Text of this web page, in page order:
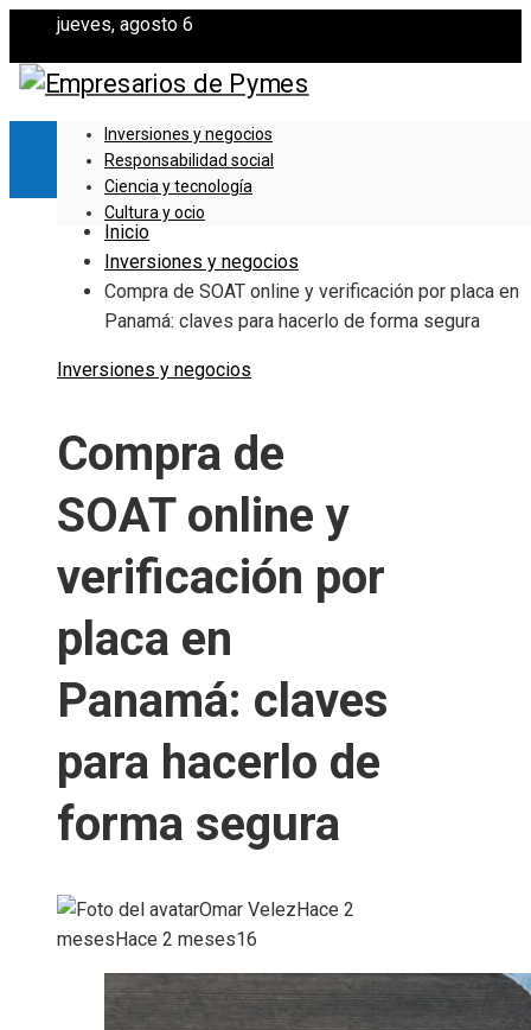
jueves, agosto 6
Inversiones y negocios
Responsabilidad social
Ciencia y tecnología
Cultura y ocio
Inicio
Inversiones y negocios
Compra de SOAT online y verificación por placa en
Panamá: claves para hacerlo de forma segura
Inversiones y negocios
Compra de
SOAT online y
verificación por
placa en
Panamá: claves
para hacerlo de
forma segura
Omar Velez Hace 2
meses Hace 2 meses16